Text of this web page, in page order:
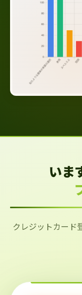
いま
クレジットカード